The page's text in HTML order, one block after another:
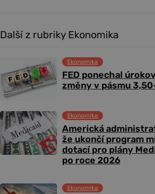
Další z rubriky Ekonomika
FED ponechal
změny v pásmu
Ekonomika
Americká
že ukončí program
dotací pro plány
po roce 2026
Ekonomika
Ekonomika